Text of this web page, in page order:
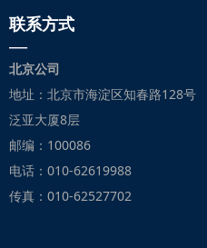
联系方式
—
北京公司
地址：北京市海淀区知春路128号
泛亚大厦8层
邮编：100086
电话：010-62619988
传真：010-62527702